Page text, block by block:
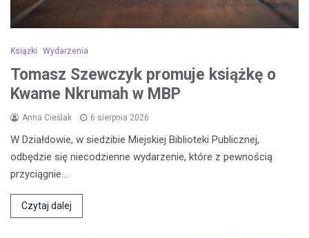
Książki Wydarzenia
Tomasz Szewczyk promuje książkę o
Kwame Nkrumah w MBP
Anna Cieślak 6 sierpnia 2026
W Działdowie, w siedzibie Miejskiej Biblioteki Publicznej,
odbędzie się niecodzienne wydarzenie, które z pewnością
przyciągnie…
Czytaj dalej